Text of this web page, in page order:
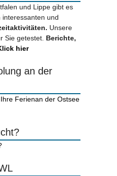
und Lippe gibt es
und
Unsere
Sie getestet. Berichte,
hier
an der